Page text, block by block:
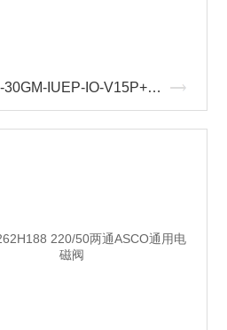
UC500-30GM-IUEP-IO-V15P+F倍加福超声波传感器